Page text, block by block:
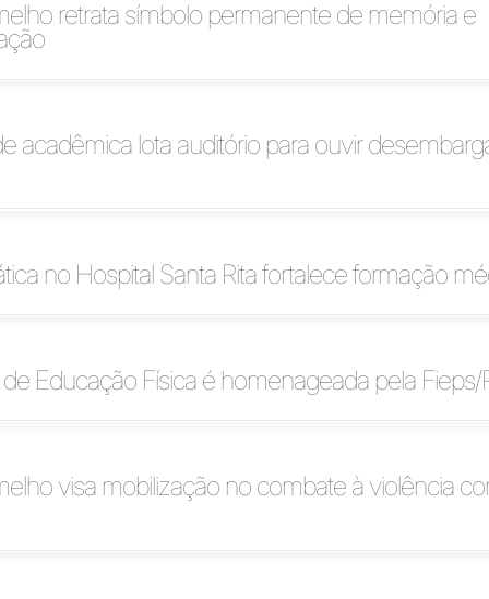
retrata símbolo permanente de memória e
acadêmica lota auditório para ouvir
no Hospital Santa Rita fortalece formação
Educação Física é homenageada pela Fieps/
visa mobilização no combate à violência